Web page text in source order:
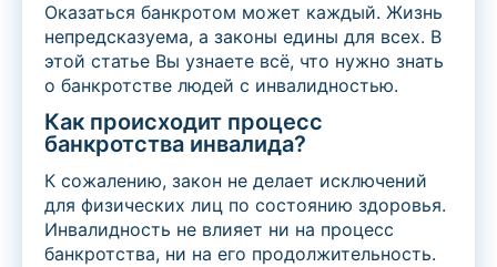
Оказаться банкротом может каждый. Жизнь
непредсказуема, а законы едины для всех. В
этой статье Вы узнаете всё, что нужно знать
о банкротстве людей с инвалидностью.
Как происходит процесс
банкротства инвалида?
К сожалению, закон не делает исключений
для физических лиц по состоянию здоровья.
Инвалидность не влияет ни на процесс
банкротства, ни на его продолжительность.